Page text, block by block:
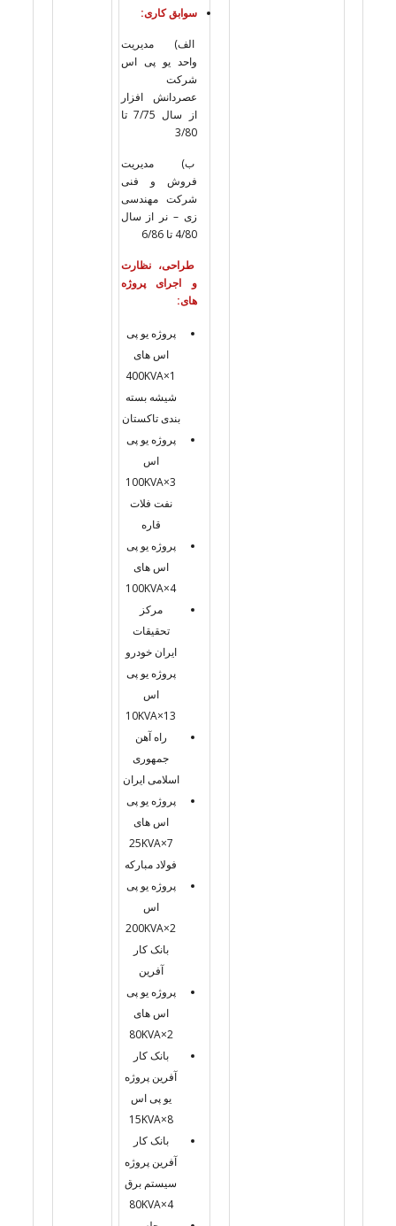
سوابق کاری:
الف) مدیریت
واحد یو پی اس
شرکت
عصردانش افزار
از سال 7/75 تا
3/80
ب) مدیریت
فروش و فنی
شرکت مهندسی
زی – نر از سال
4/80 تا 6/86
طراحی، نظارت
و اجرای پروژه
های:
پروژه یو پی
اس های
1×400KVA
شیشه بسته
بندی تاکستان
پروژه یو پی
اس
3×100KVA
نفت فلات
قاره
پروژه یو پی
اس های
4×100KVA
مرکز
تحقیقات
ایران خودرو
پروژه یو پی
اس
13×10KVA
راه آهن
جمهوری
اسلامی ایران
پروژه یو پی
اس های
7×25KVA
فولاد مبارکه
پروژه یو پی
اس
2×200KVA
بانک کار
آفرین
پروژه یو پی
اس های
2×80KVA
بانک کار
آفرین پروژه
یو پی اس
8×15KVA
بانک کار
آفرین پروژه
سیستم برق
4×80KVA